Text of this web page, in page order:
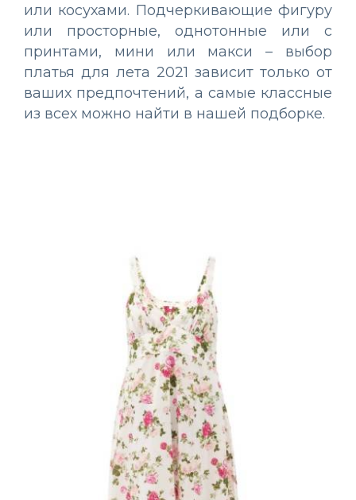
или косухами. Подчеркивающие фигуру
или просторные, однотонные или с
принтами, мини или макси – выбор
платья для лета 2021 зависит только от
ваших предпочтений, а самые классные
из всех можно найти в нашей подборке.